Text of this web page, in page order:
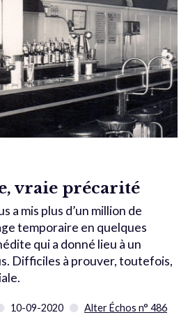
vraie précarité
a mis plus d’un million de
temporaire en quelques
qui a donné lieu à un
Difficiles à prouver, toutefois,
10-09-2020 Alter Échos n° 486